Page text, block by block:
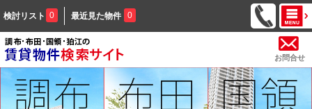
検討リスト 0 最近見た物件 0
お問合せ